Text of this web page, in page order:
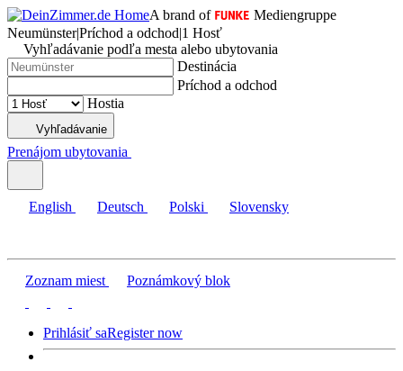
A brand of
Mediengruppe
Neumünster|Príchod a odchod|1 Hosť
Vyhľadávanie podľa mesta alebo ubytovania
Destinácia
Príchod a odchod
Hostia
Vyhľadávanie
Prenájom ubytovania
English Deutsch Polski Slovensky
Zoznam miest Poznámkový blok
Prihlásiť saRegister now